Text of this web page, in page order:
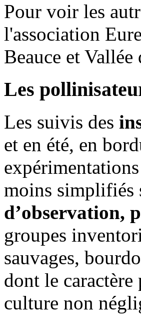
Pour voir les
l'association
Beauce et
Les
Les suivis des
et en été, en
moins
d’observation,
groupes
sauvages,
dont le
culture non